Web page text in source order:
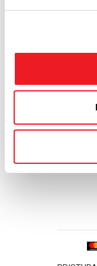
koje ćemo sasvim
preporukama.
Selektivno i paušalno
neprofesionalnim,
pokušava stvoriti